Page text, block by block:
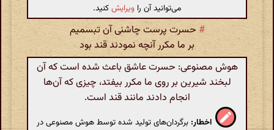
می‌توانید آن را ویرایشکنید.
# حسرت پرست چاشنی آن تبسمیم
بر ما مکرر آنچه نمودند قند بود
هوش مصنوعی: حسرت عاشق باعث شده است که آن
لبخند شیرین بر روی ما مکرر بیفتد، چیزی که آن‌ها
انجام دادند مانند قند است.
اخطار: برگردان‌های تولید شده توسط هوش مصنوعی در